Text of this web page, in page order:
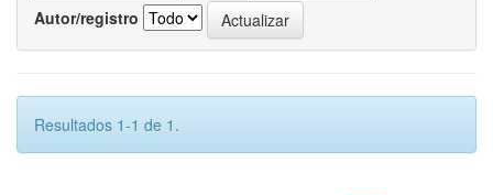
Autor/registro
Resultados 1-1 de 1.